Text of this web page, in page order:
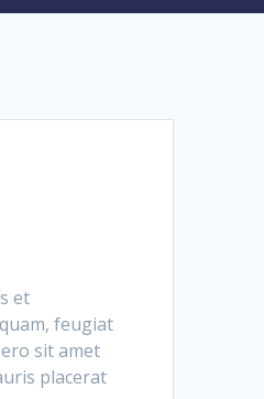
et
feugiat
sit amet
placerat